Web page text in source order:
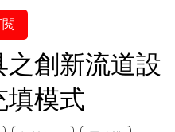
創新流道設
填模式